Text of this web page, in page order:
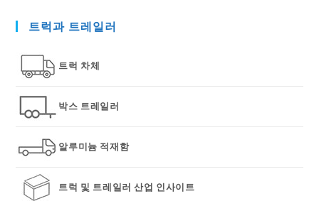
트럭과 트레일러
트럭 차체
박스 트레일러
알루미늄 적재함
트럭 및 트레일러 산업 인사이트